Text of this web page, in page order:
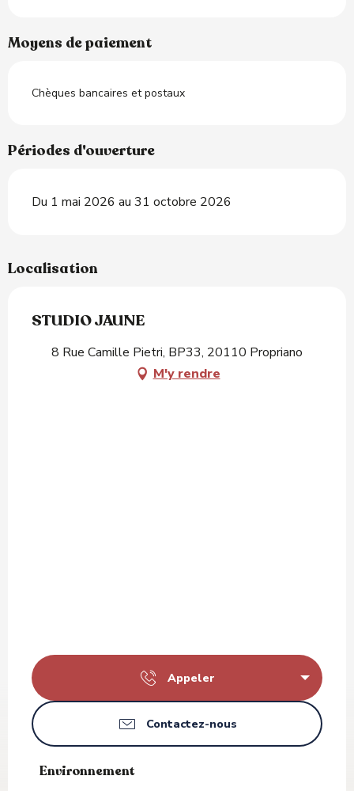
Moyens de paiement
Chèques bancaires et postaux
Périodes d'ouverture
Du 1 mai 2026 au 31 octobre 2026
Localisation
STUDIO JAUNE
8 Rue Camille Pietri, BP33, 20110 Propriano
M'y rendre
Appeler
Contactez-nous
Environnement
Environnement